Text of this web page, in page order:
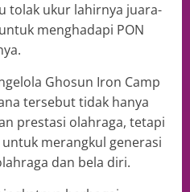
tolak ukur lahirnya juara-
menghadapi PON
Ghosun Iron Camp
tersebut tidak hanya
prestasi olahraga, tetapi
merangkul generasi
dan bela diri.